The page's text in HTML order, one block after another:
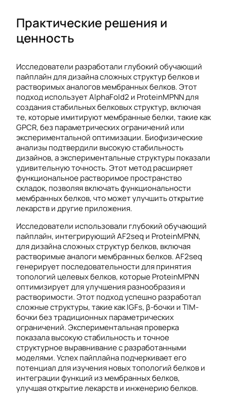
Практические решения и
ценность
Исследователи разработали глубокий обучающий
пайплайн для дизайна сложных структур белков и
растворимых аналогов мембранных белков. Этот
подход использует AlphaFold2 и ProteinMPNN для
создания стабильных белковых структур, включая
те, которые имитируют мембранные белки, такие как
GPCR, без параметрических ограничений или
экспериментальной оптимизации. Биофизические
анализы подтвердили высокую стабильность
дизайнов, а экспериментальные структуры показали
удивительную точность. Этот метод расширяет
функциональное растворимое пространство
складок, позволяя включать функциональности
мембранных белков, что может улучшить открытие
лекарств и другие приложения.
Исследователи использовали глубокий обучающий
пайплайн, интегрирующий AF2seq и ProteinMPNN,
для дизайна сложных структур белков, включая
растворимые аналоги мембранных белков. AF2seq
генерирует последовательности для принятия
топологий целевых белков, которые ProteinMPNN
оптимизирует для улучшения разнообразия и
растворимости. Этот подход успешно разработал
сложные структуры, такие как IGFs, β-бочки и TIM-
бочки без традиционных параметрических
ограничений. Экспериментальная проверка
показала высокую стабильность и точное
структурное выравнивание с разработанными
моделями. Успех пайплайна подчеркивает его
потенциал для изучения новых топологий белков и
интеграции функций из мембранных белков,
улучшая открытие лекарств и инженерию белков.